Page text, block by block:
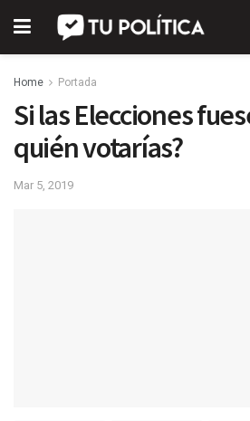
Home Portada
Si las Elecciones
quién votarías?
Mar 5, 2019